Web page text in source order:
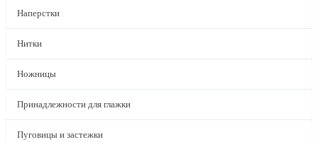
Наперстки
Нитки
Ножницы
Принадлежности для глажки
Пуговицы и застежки